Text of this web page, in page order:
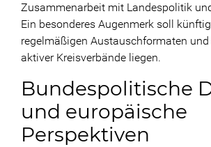
Zusammenarbeit mit Landespolitik
Ein besonderes Augenmerk soll
regelmäßigen Austauschformaten und
aktiver Kreisverbände liegen.
Bundespolitische
und europäische
Perspektiven